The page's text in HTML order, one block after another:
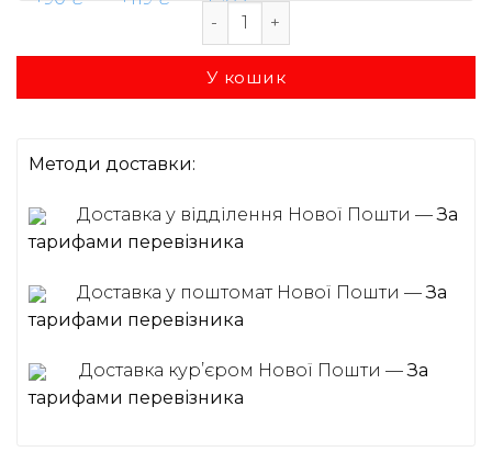
Металева капсула Ledger Nano S
У кошик
Методи доставки:
Доставка у відділення Нової Пошти —За
тарифами перевізника
Доставка у поштомат Нової Пошти —За
тарифами перевізника
Доставка курʼєром Нової Пошти —За
тарифами перевізника